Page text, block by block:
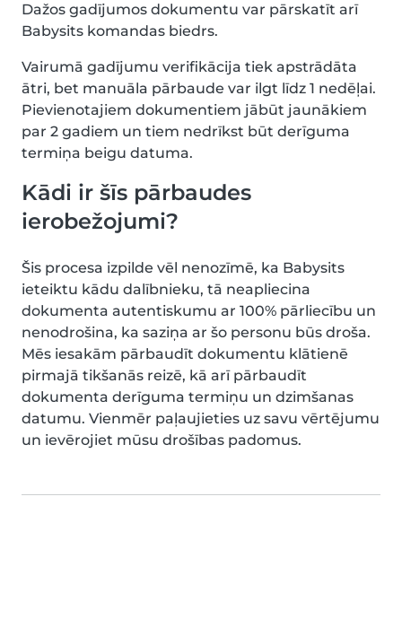
Dažos gadījumos dokumentu var pārskatīt arī
Babysits komandas biedrs.
Vairumā gadījumu verifikācija tiek apstrādāta
ātri, bet manuāla pārbaude var ilgt līdz 1 nedēļai.
Pievienotajiem dokumentiem jābūt jaunākiem
par 2 gadiem un tiem nedrīkst būt derīguma
termiņa beigu datuma.
Kādi ir šīs pārbaudes
ierobežojumi?
Šis procesa izpilde vēl nenozīmē, ka Babysits
ieteiktu kādu dalībnieku, tā neapliecina
dokumenta autentiskumu ar 100% pārliecību un
nenodrošina, ka saziņa ar šo personu būs droša.
Mēs iesakām pārbaudīt dokumentu klātienē
pirmajā tikšanās reizē, kā arī pārbaudīt
dokumenta derīguma termiņu un dzimšanas
datumu. Vienmēr paļaujieties uz savu vērtējumu
un ievērojiet mūsu drošības padomus.